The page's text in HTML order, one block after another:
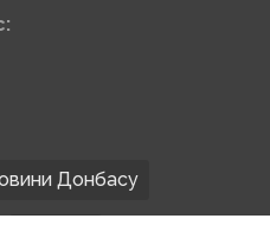
Донбасу